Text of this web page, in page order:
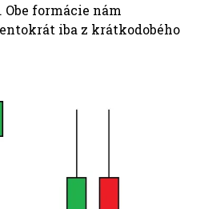
Obe formácie nám
iba z krátkodobého